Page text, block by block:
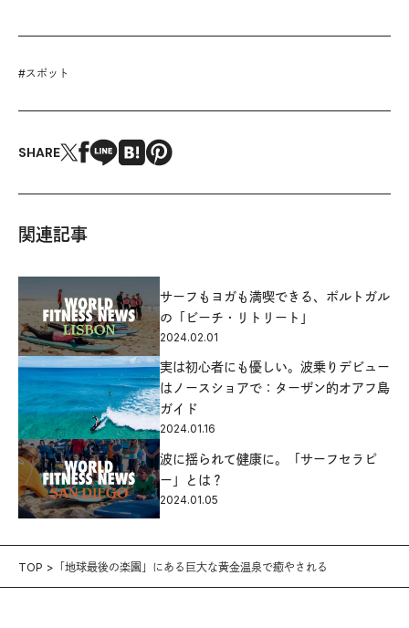
#スポット
SHARE
関連記事
サーフもヨガも満喫できる、ポルトガル
の「ビーチ・リトリート」
2024.02.01
実は初心者にも優しい。波乗りデビュー
はノースショアで：ターザン的オアフ島
ガイド
2024.01.16
波に揺られて健康に。「サーフセラピ
ー」とは？
2024.01.05
TOP 「地球最後の楽園」にある巨大な黄金温泉で癒やされる